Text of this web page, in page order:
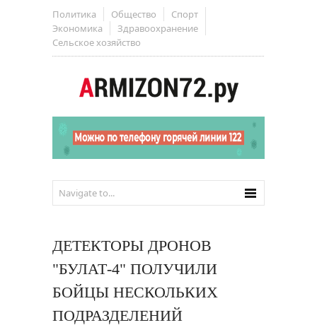
Политика Общество
Спорт
Экономика
Здравоохранение
Сельское хозяйство
ДЕТЕКТОРЫ ДРОНОВ
"БУЛАТ-4" ПОЛУЧИЛИ
БОЙЦЫ НЕСКОЛЬКИХ
ПОДРАЗДЕЛЕНИЙ